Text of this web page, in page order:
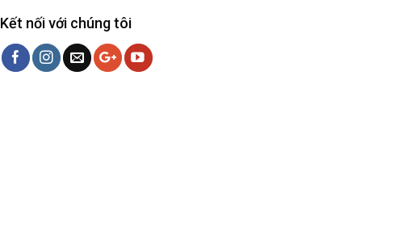
Kết nối với chúng tôi